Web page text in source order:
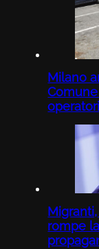
Milano
rompe